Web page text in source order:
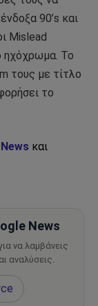
90’s και
Mislead
ηχόχρωμα. Το
τους με τίτλο
το
και
News
να λαμβάνεις
αναλύσεις.